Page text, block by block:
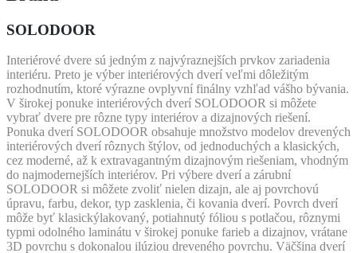
SOLODOOR
Interiérové dvere sú jedným z najvýraznejších prvkov zariadenia
interiéru. Preto je výber interiérových dverí veľmi dôležitým
rozhodnutím, ktoré výrazne ovplyvní finálny vzhľad vášho bývania.
V širokej ponuke interiérových dverí SOLODOOR si môžete
vybrať dvere pre rôzne typy interiérov a dizajnových riešení.
Ponuka dverí SOLODOOR obsahuje množstvo modelov drevených
interiérových dverí rôznych štýlov, od jednoduchých a klasických,
cez moderné, až k extravagantným dizajnovým riešeniam, vhodným
do najmodernejších interiérov. Pri výbere dverí a zárubní
SOLODOOR si môžete zvoliť nielen dizajn, ale aj povrchovú
úpravu, farbu, dekor, typ zasklenia, či kovania dverí. Povrch dverí
môže byť klasickýlakovaný, potiahnutý fóliou s potlačou, rôznymi
typmi odolného laminátu v širokej ponuke farieb a dizajnov, vrátane
3D povrchu s dokonalou ilúziou dreveného povrchu. Väčšina dverí